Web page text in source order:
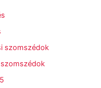
szomszédok